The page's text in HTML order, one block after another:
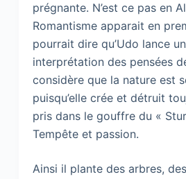
prégnante. N’est ce pas en
Romantisme apparait en
pourrait dire qu’Udo lance
interprétation des pensées
considère que la nature est
puisqu’elle crée et détruit
pris dans le gouffre du «
Tempête et passion.
Ainsi il plante des arbres,